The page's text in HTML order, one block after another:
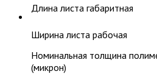
Длина листа габаритная
Ширина листа рабочая
Номинальная толщина
(микрон)